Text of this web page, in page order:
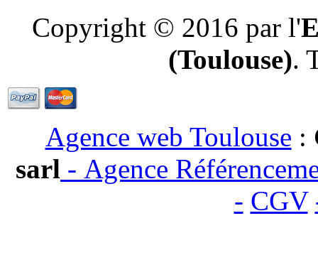
Copyright © 2016 par l'
(Toulouse).
Agence web Toulouse :
sarl - Agence
- CGV